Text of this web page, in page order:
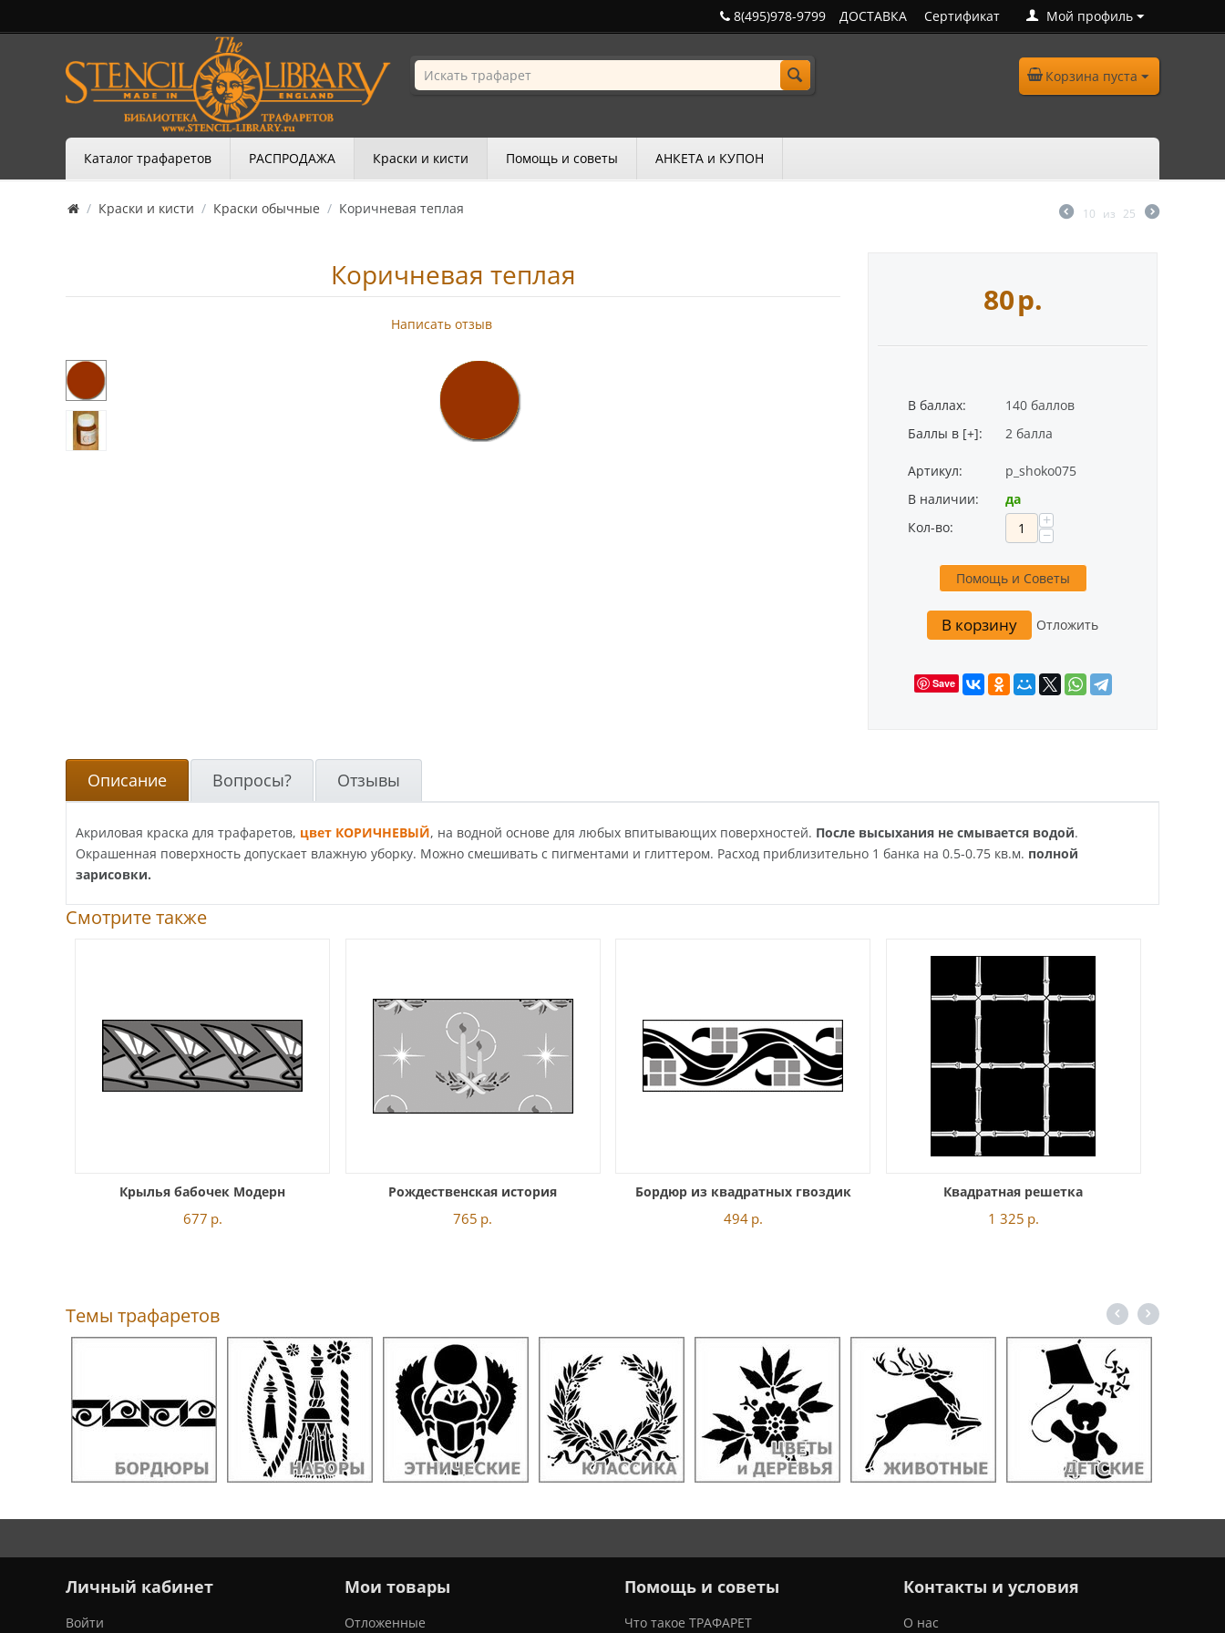
Мой профиль
ДОСТАВКА Сертификат
8(495)978-9799
Корзина пуста
Каталог трафаретов РАСПРОДАЖА Краски и кисти Помощь и советы АНКЕТА и КУПОН
/ Краски и кисти / Краски обычные / Коричневая теплая 10 из 25
Коричневая теплая
Написать отзыв
80р.
В баллах:
140 баллов
Баллы в [+]:
2 балла
Артикул:
p_shoko075
В наличии:
да
Кол-во:
+
−
Помощь и Советы
В корзину Отложить
Save
Описание Вопросы? Отзывы
Акриловая краска для трафаретов, цвет КОРИЧНЕВЫЙ, на водной основе для любых впитывающих поверхностей. После высыхания не смывается водой.
Окрашенная поверхность допускает влажную уборку. Можно смешивать с пигментами и глиттером. Расход приблизительно 1 банка на 0.5-0.75 кв.м. полной
зарисовки.
Смотрите также
Крылья бабочек Модерн
677 р.
Рождественская история
765 р.
Бордюр из квадратных гвоздик
494 р.
Квадратная решетка
1 325 р.
Темы трафаретов
Личный кабинет
Войти
Мои товары
Отложенные
Помощь и советы
Что такое ТРАФАРЕТ
Контакты и условия
О нас